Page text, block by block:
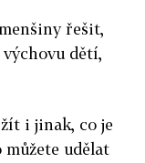
řešit,
dětí,
i jinak, co je
udělat